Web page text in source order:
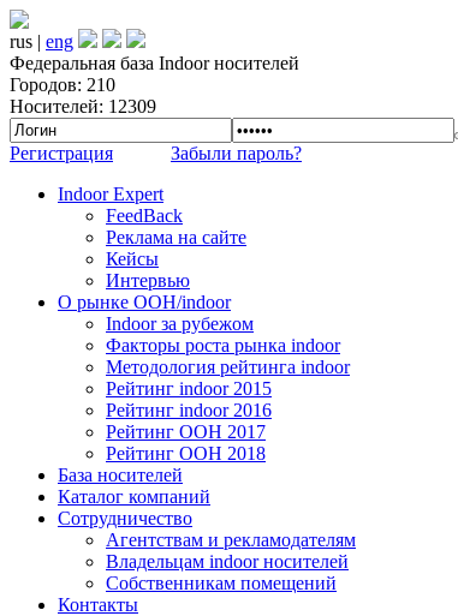
rus | eng
Федеральная база Indoor носителей
Городов: 210
Носителей: 12309
Регистрация
Забыли пароль?
Indoor Expert
FeedBack
Реклама на сайте
Кейсы
Интервью
О рынке OOH/indoor
Indoor за рубежом
Факторы роста рынка indoor
Методология рейтинга indoor
Рейтинг indoor 2015
Рейтинг indoor 2016
Рейтинг OOH 2017
Рейтинг OOH 2018
База носителей
Каталог компаний
Сотрудничество
Агентствам и рекламодателям
Владельцам indoor носителей
Собственникам помещений
Контакты